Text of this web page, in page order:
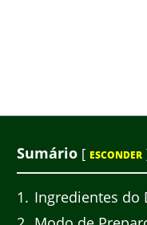
Sumário [ ESCONDER
1
Ingredientes do